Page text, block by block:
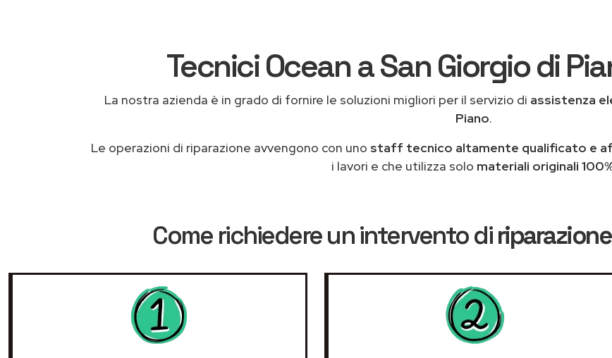
Tecnici Ocean a San Giorgio di
La nostra azienda è in grado di fornire le soluzioni migliori per il servizio di assistenza
Piano.
Le operazioni di riparazione avvengono con uno staff tecnico altamente qualificato e
i lavori e che utilizza solo materiali originali
Come richiedere un intervento di